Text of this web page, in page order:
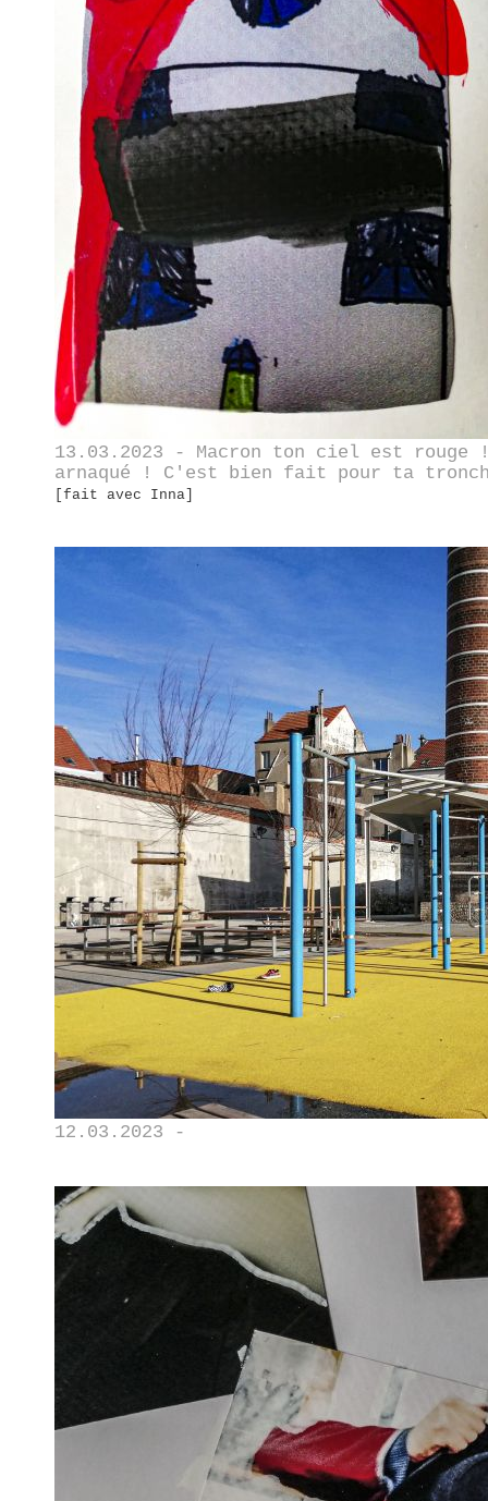
13.03.2023 - Macron ton ciel est
arnaqué ! C'est bien fait pour ta
[fait avec Inna]
12.03.2023 -